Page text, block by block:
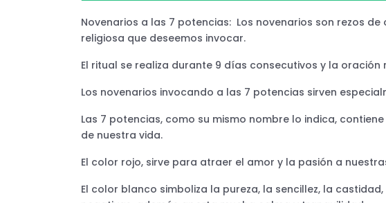
Novenarios a las 7 potencias: Los novenarios son rezos
religiosa que deseemos invocar.
El ritual se realiza durante 9 días consecutivos y la
Los novenarios invocando a las 7 potencias sirven
Las 7 potencias, como su mismo nombre lo indica,
de nuestra vida.
El color rojo, sirve para atraer el amor y la pasión a
El color blanco simboliza la pureza, la sencillez, la